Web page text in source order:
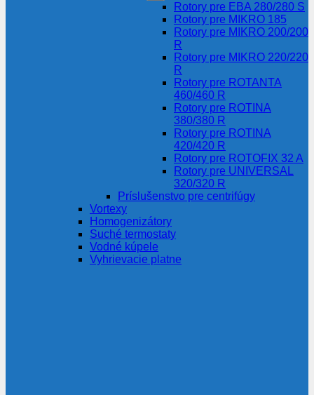
Rotory pre EBA 280/280 S
Rotory pre MIKRO 185
Rotory pre MIKRO 200/200
R
Rotory pre MIKRO 220/220
R
Rotory pre ROTANTA
460/460 R
Rotory pre ROTINA
380/380 R
Rotory pre ROTINA
420/420 R
Rotory pre ROTOFIX 32 A
Rotory pre UNIVERSAL
320/320 R
Príslušenstvo pre centrifúgy
Vortexy
Homogenizátory
Suché termostaty
Vodné kúpele
Vyhrievacie platne